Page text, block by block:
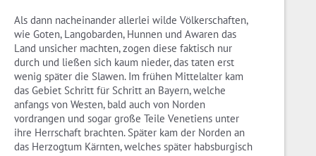
Als dann nacheinander allerlei wilde Völkerschaften,
wie Goten, Langobarden, Hunnen und Awaren das
Land unsicher machten, zogen diese faktisch nur
durch und ließen sich kaum nieder, das taten erst
wenig später die Slawen. Im frühen Mittelalter kam
das Gebiet Schritt für Schritt an Bayern, welche
anfangs von Westen, bald auch von Norden
vordrangen und sogar große Teile Venetiens unter
ihre Herrschaft brachten. Später kam der Norden an
das Herzogtum Kärnten, welches später habsburgisch